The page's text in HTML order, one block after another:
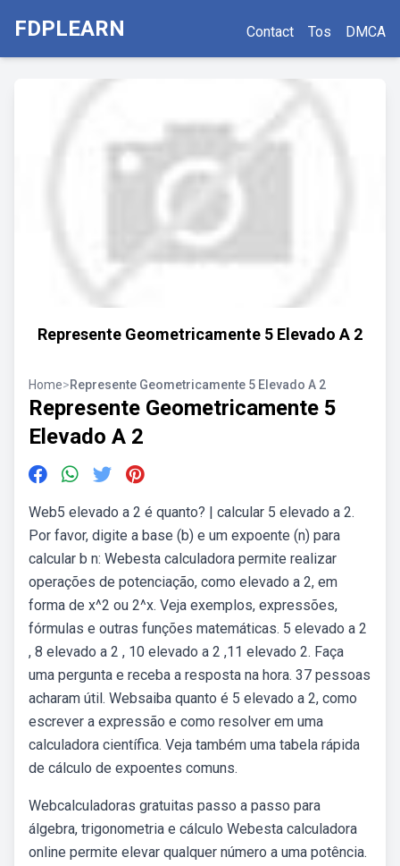
FDPLEARN Contact Tos DMCA
Represente Geometricamente 5 Elevado A 2
Home>Represente Geometricamente 5 Elevado A 2
Represente Geometricamente 5
Elevado A 2
Web5 elevado a 2 é quanto? | calcular 5 elevado a 2.
Por favor, digite a base (b) e um expoente (n) para
calcular b n: Webesta calculadora permite realizar
operações de potenciação, como elevado a 2, em
forma de x^2 ou 2^x. Veja exemplos, expressões,
fórmulas e outras funções matemáticas. 5 elevado a 2
, 8 elevado a 2 , 10 elevado a 2 ,11 elevado 2. Faça
uma pergunta e receba a resposta na hora. 37 pessoas
acharam útil. Websaiba quanto é 5 elevado a 2, como
escrever a expressão e como resolver em uma
calculadora científica. Veja também uma tabela rápida
de cálculo de expoentes comuns.
Webcalculadoras gratuitas passo a passo para
álgebra, trigonometria e cálculo Webesta calculadora
online permite elevar qualquer número a uma potência.